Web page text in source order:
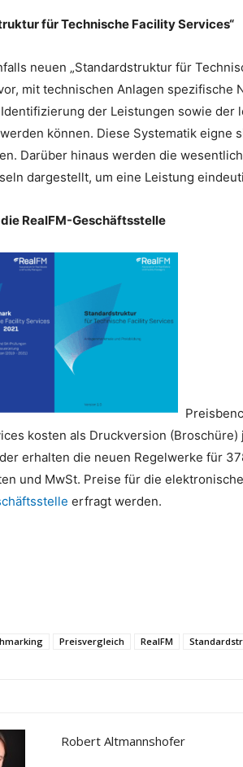
für Technische Facility Services“
neuen „Standardstruktur für
mit technischen Anlagen spezifische
der Leistungen sowie der
können. Diese Systematik eigne
Darüber hinaus werden die
dargestellt, um eine Leistung
RealFM-Geschäftsstelle
kosten als Druckversion
erhalten die neuen Regelwerke für
und MwSt. Preise für die
erfragt werden.
Preisvergleich RealFM
Robert Altmannshofer